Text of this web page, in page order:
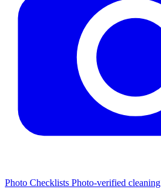
Photo Checklists Photo-verified cleaning